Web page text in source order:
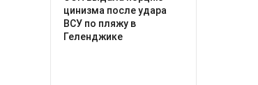
цинизма после удара
ВСУ по пляжу в
Геленджике